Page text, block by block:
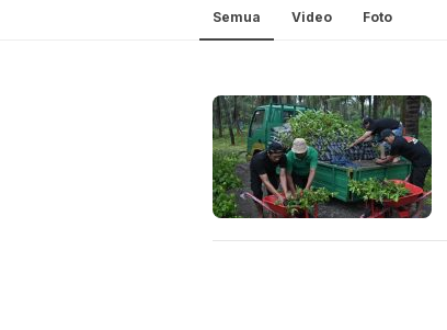
Semua Video Foto